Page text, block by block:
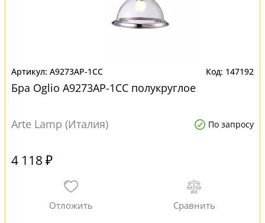
A9273AP-1CC 147192
Бра Oglio A9273AP-1CC полукруглое
Arte Lamp (Италия) По запросу
4 118 ₽